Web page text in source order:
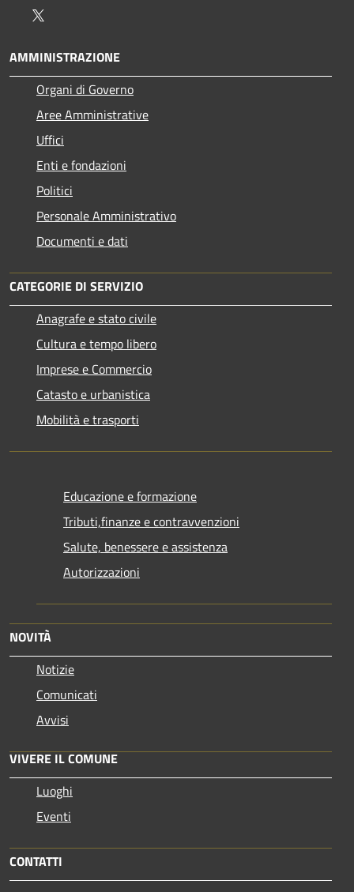
AMMINISTRAZIONE
Organi di Governo
Aree Amministrative
Uffici
Enti e fondazioni
Politici
Personale Amministrativo
Documenti e dati
CATEGORIE DI SERVIZIO
Anagrafe e stato civile
Cultura e tempo libero
Imprese e Commercio
Catasto e urbanistica
Mobilità e trasporti
Educazione e formazione
Tributi,finanze e contravvenzioni
Salute, benessere e assistenza
Autorizzazioni
NOVITÀ
Notizie
Comunicati
Avvisi
VIVERE IL COMUNE
Luoghi
Eventi
CONTATTI